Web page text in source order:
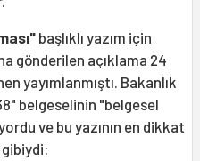
başlıklı yazım için
gönderilen açıklama 24
yayımlanmıştı. Bakanlık
belgeselinin "belgesel
ve bu yazının en dikkat